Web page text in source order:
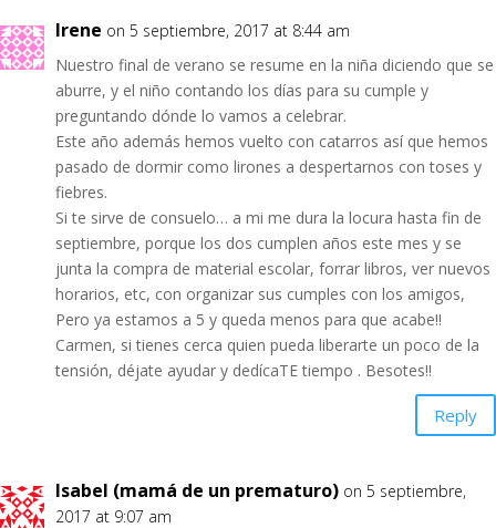
Irene on 5 septiembre, 2017 at 8:44 am
Nuestro final de verano se resume en la niña diciendo que se
aburre, y el niño contando los días para su cumple y
preguntando dónde lo vamos a celebrar.
Este año además hemos vuelto con catarros así que hemos
pasado de dormir como lirones a despertarnos con toses y
fiebres.
Si te sirve de consuelo… a mi me dura la locura hasta fin de
septiembre, porque los dos cumplen años este mes y se
junta la compra de material escolar, forrar libros, ver nuevos
horarios, etc, con organizar sus cumples con los amigos,
Pero ya estamos a 5 y queda menos para que acabe!!
Carmen, si tienes cerca quien pueda liberarte un poco de la
tensión, déjate ayudar y dedícaTE tiempo . Besotes!!
Reply
Isabel (mamá de un prematuro) on 5 septiembre,
2017 at 9:07 am